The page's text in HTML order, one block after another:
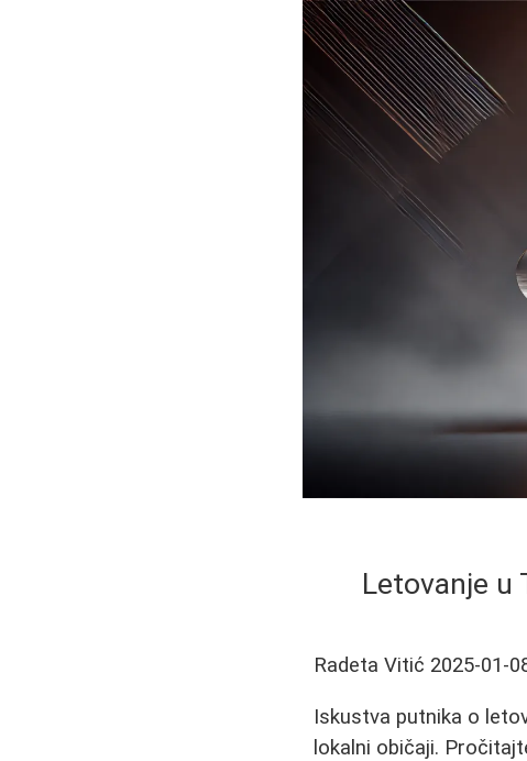
Letovanje u
Radeta Vitić 2025-01-
Iskustva putnika o
lokalni običaji.